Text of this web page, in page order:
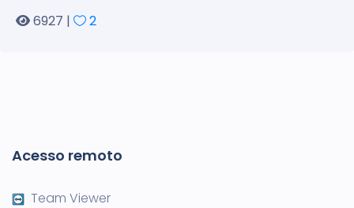
6927 | 2
Acesso remoto
Team Viewer